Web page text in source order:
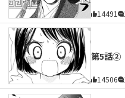
14491
第5話②
14506